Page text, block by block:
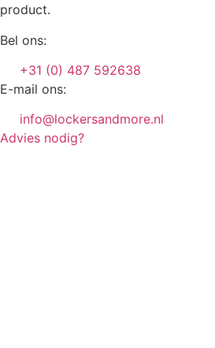
product.
Bel ons:
+31 (0) 487 592638
E-mail ons:
info@lockersandmore.nl
Advies nodig?